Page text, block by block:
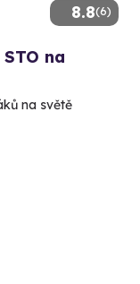
8.8(6)
na
na světě